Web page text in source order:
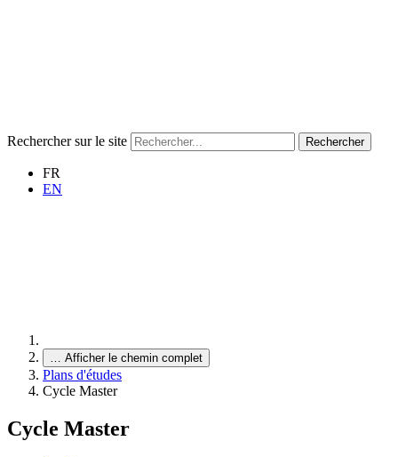
Rechercher sur le site Rechercher
FR
EN
… Afficher le chemin complet
Plans d'études
Cycle Master
Cycle Master